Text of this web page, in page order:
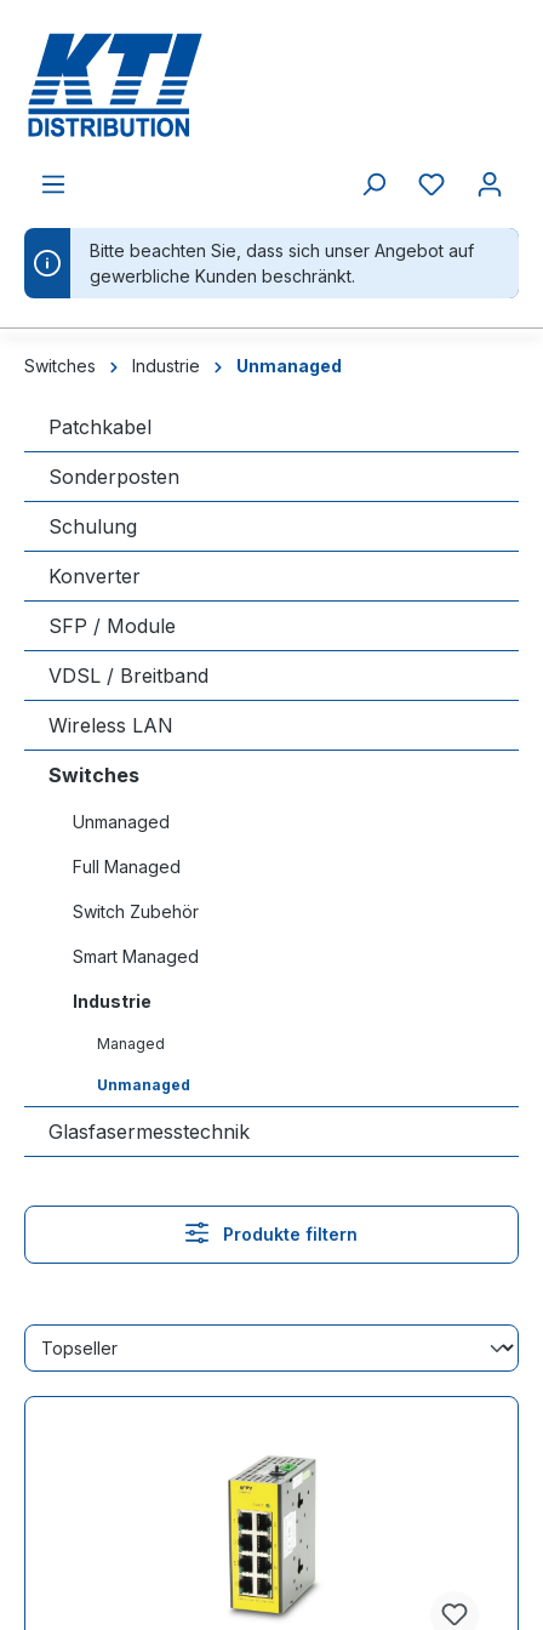
Bitte beachten Sie, dass sich unser Angebot auf
gewerbliche Kunden beschränkt.
Switches Industrie Unmanaged
Patchkabel
Sonderposten
Schulung
Konverter
SFP / Module
VDSL / Breitband
Wireless LAN
Switches
Unmanaged
Full Managed
Switch Zubehör
Smart Managed
Industrie
Managed
Unmanaged
Glasfasermesstechnik
Produkte filtern